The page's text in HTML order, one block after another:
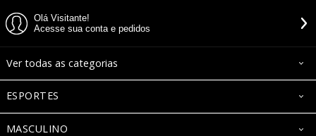
Olá Visitante!
Acesse sua conta e pedidos
Ver todas as categorias
ESPORTES
MASCULINO